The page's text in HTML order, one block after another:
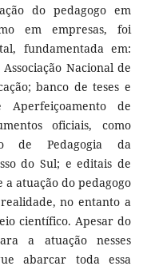
do pedagogo em
em empresas, foi
fundamentada em:
Nacional de
banco de teses e
Aperfeiçoamento de
oficiais, como
de Pedagogia da
do Sul; e editais de
atuação do pedagogo
no entanto a
científico. Apesar do
a atuação nesses
abarcar toda essa